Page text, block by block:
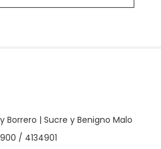
Borrero | Sucre y Benigno Malo
/ 4134901